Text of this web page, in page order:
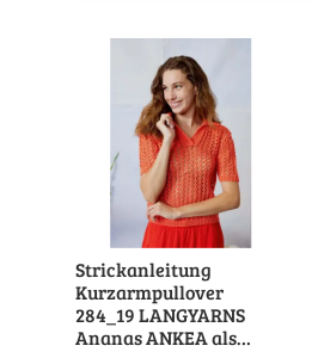
Strickanleitung
Kurzarmpullover
284_19 LANGYARNS
Ananas ANKEA als